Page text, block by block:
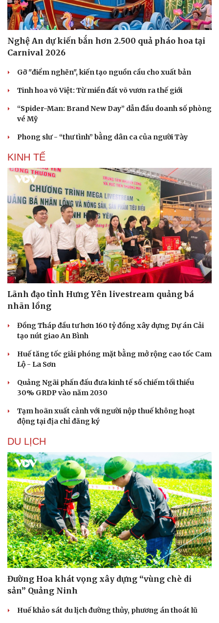
Sức khỏe
Dinh dưỡng - món ngon
Cây thuốc
Sản phụ khoa
Nhi khoa
Nam khoa
Làm đẹp - giảm cân
Phòng mạch online
Ăn sạch sống khỏe
Đời sống
Nhà đẹp
Blog
Tình yêu - Gia đình
Nghệ An dự kiến bắn hơn 2.500 quả pháo hoa tại
Carnival 2026
Gỡ "điểm nghẽn", kiến tạo nguồn cầu cho xuất bản
Tinh hoa võ Việt: Từ miền đất võ vươn ra thế giới
“Spider-Man: Brand New Day” dẫn đầu doanh số phòng
vé Mỹ
Phong slư - “thư tình” bằng dân ca của người Tày
KINH TẾ
Lãnh đạo tỉnh Hưng Yên livestream quảng bá
nhãn lồng
Đồng Tháp đầu tư hơn 160 tỷ đồng xây dựng Dự án Cải
tạo nút giao An Bình
Huế tăng tốc giải phóng mặt bằng mở rộng cao tốc Cam
Lộ - La Sơn
Quảng Ngãi phấn đấu đưa kinh tế số chiếm tối thiểu
30% GRDP vào năm 2030
Tạm hoãn xuất cảnh với người nộp thuế không hoạt
động tại địa chỉ đăng ký
DU LỊCH
Đường Hoa khát vọng xây dựng “vùng chè di
sản” Quảng Ninh
Huế khảo sát du lịch đường thủy, phương án thoát lũ